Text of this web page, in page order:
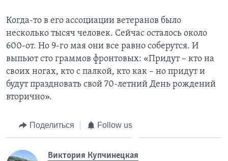
Когда-то в его ассоциации ветеранов было
несколько тысяч человек. Сейчас осталось около
600-от. Но 9-го мая они все равно соберутся. И
выпьют сто граммов фронтовых: «Придут – кто на
своих ногах, кто с палкой, кто как – но придут и
будут праздновать свой 70-летний День рождений
вторично».
Поделиться Follow us
Виктория Купчинецкая